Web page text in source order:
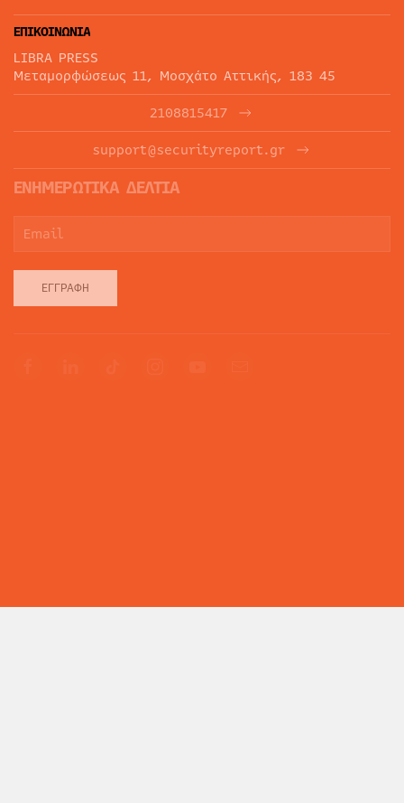
ΕΠΙΚΟΙΝΩΝΙΑ
LIBRA PRESS
Μεταμορφώσεως 11, Μοσχάτο Αττικής, 183 45
2108815417
support@securityreport.gr
ΕΝΗΜΕΡΩΤΙΚΑ ΔΕΛΤΙΑ
ΕΓΓΡΑΦΉ